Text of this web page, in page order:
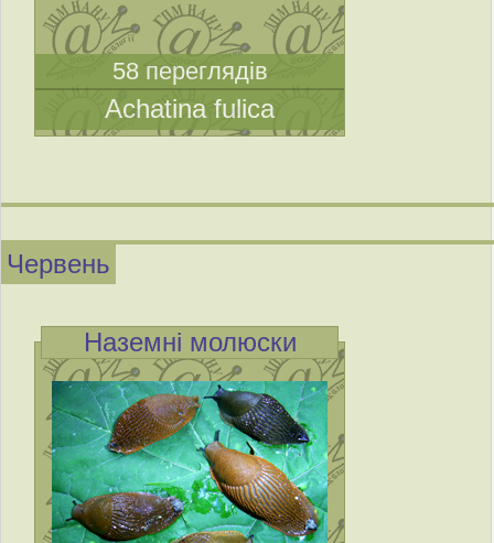
58 переглядів
Achatina fulica
Червень
Наземні молюски